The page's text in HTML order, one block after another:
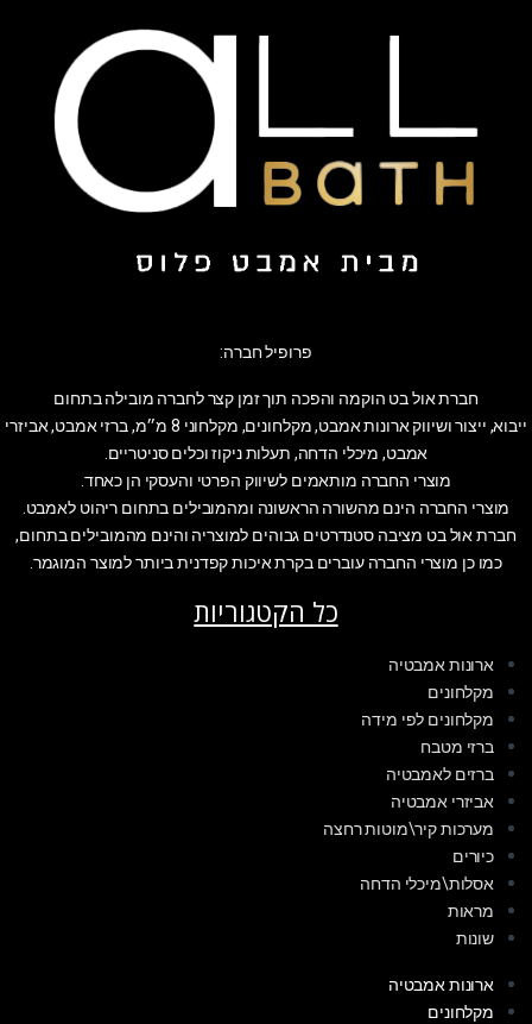
פרופיל חברה:
חברת אול בט הוקמה והפכה תוך זמן קצר לחברה מובילה בתחום
ייבוא, ייצור ושיווק ארונות אמבט, מקלחונים, מקלחוני 8 מ״מ, ברזי אמבט, אביזרי
אמבט, מיכלי הדחה, תעלות ניקוז וכלים סניטריים.
מוצרי החברה מותאמים לשיווק הפרטי והעסקי הן כאחד.
מוצרי החברה הינם מהשורה הראשונה ומהמובילים בתחום ריהוט לאמבט.
חברת אול בט מציבה סטנדרטים גבוהים למוצריה והינם מהמובילים בתחום,
כמו כן מוצרי החברה עוברים בקרת איכות קפדנית ביותר למוצר המוגמר.
כל הקטגוריות
ארונות אמבטיה
מקלחונים
מקלחונים לפי מידה
ברזי מטבח
ברזים לאמבטיה
אביזרי אמבטיה
מערכות קיר\מוטות רחצה
כיורים
אסלות\מיכלי הדחה
מראות
שונות
ארונות אמבטיה
מקלחונים